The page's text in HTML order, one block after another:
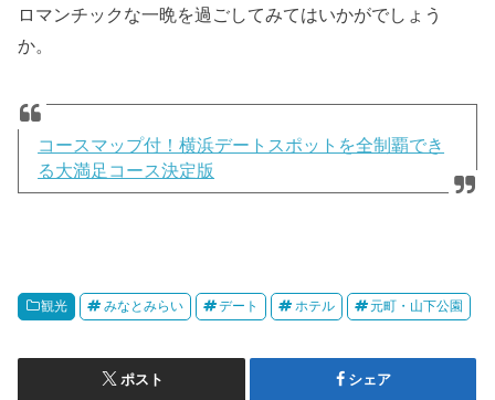
ロマンチックな一晩を過ごしてみてはいかがでしょう
か。
コースマップ付！横浜デートスポットを全制覇でき
る大満足コース決定版
観光 みなとみらい デート ホテル 元町・山下公園
ポスト シェア